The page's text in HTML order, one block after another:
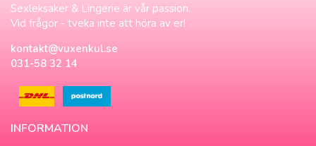
Sexleksaker & Lingerie är vår passion.
Vid frågor - tveka inte att höra av er!
kontakt@vuxenkul.se
031-58 32 14
INFORMATION